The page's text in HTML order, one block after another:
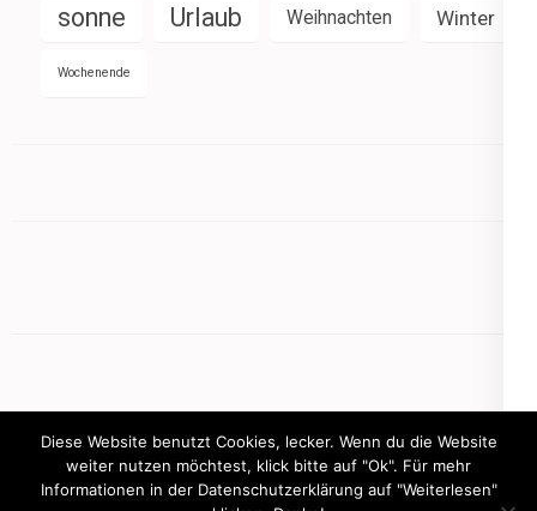
sonne Urlaub Weihnachten Winter
Wochenende
Diese Website benutzt Cookies, lecker. Wenn du die Website
weiter nutzen möchtest, klick bitte auf "Ok". Für mehr
Informationen in der Datenschutzerklärung auf "Weiterlesen"